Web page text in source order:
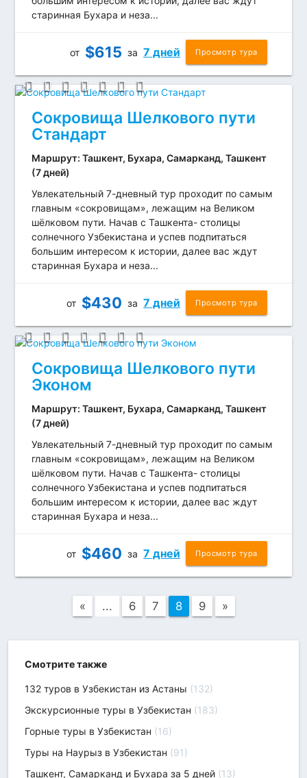
старинная Бухара и неза...
от $615 за 7 дней Просмотр тура
Сокровища Шелкового пути
Стандарт
Маршрут: Ташкент, Бухара, Самарканд, Ташкент
(7 дней)
Увлекательный 7-дневный тур проходит по самым
главным «сокровищам», лежащим на Великом
шёлковом пути. Начав с Ташкента- столицы
солнечного Узбекистана и успев подпитаться
большим интересом к истории, далее вас ждут
старинная Бухара и неза...
от $430 за 7 дней Просмотр тура
Сокровища Шелкового пути
Эконом
Маршрут: Ташкент, Бухара, Самарканд, Ташкент
(7 дней)
Увлекательный 7-дневный тур проходит по самым
главным «сокровищам», лежащим на Великом
шёлковом пути. Начав с Ташкента- столицы
солнечного Узбекистана и успев подпитаться
большим интересом к истории, далее вас ждут
старинная Бухара и неза...
от $460 за 7 дней Просмотр тура
« ... 6 7 8 9 »
Смотрите также
132 туров в Узбекистан из Астаны (132)
Экскурсионные туры в Узбекистан (183)
Горные туры в Узбекистан (16)
Туры на Наурыз в Узбекистан (91)
Ташкент, Самарканд и Бухара за 5 дней (13)